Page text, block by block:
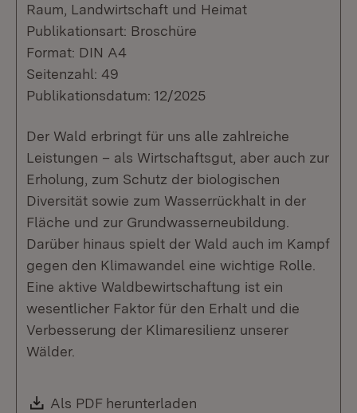
Raum, Landwirtschaft und Heimat
Publikationsart: Broschüre
Format: DIN A4
Seitenzahl: 49
Publikationsdatum: 12/2025
Der Wald erbringt für uns alle zahlreiche
Leistungen – als Wirtschaftsgut, aber auch zur
Erholung, zum Schutz der biologischen
Diversität sowie zum Wasserrückhalt in der
Fläche und zur Grundwasserneubildung.
Darüber hinaus spielt der Wald auch im Kampf
gegen den Klimawandel eine wichtige Rolle.
Eine aktive Waldbewirtschaftung ist ein
wesentlicher Faktor für den Erhalt und die
Verbesserung der Klimaresilienz unserer
Wälder.
Download:
Als PDF herunterladen